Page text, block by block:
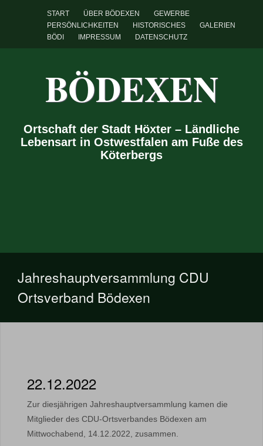
START ÜBER BÖDEXEN
GEWERBE
PERSÖNLICHKEITEN
HISTORISCHES
GALERIEN
BÖDI
IMPRESSUM DATENSCHUTZ
BÖDEXEN
Ortschaft der Stadt Höxter – Ländliche
Lebensart in Ostwestfalen am Fuße des
Köterbergs
Jahreshauptversammlung CDU
Ortsverband Bödexen
22.12.2022
Zur diesjährigen Jahreshauptversammlung kamen die
Mitglieder des CDU-Ortsverbandes Bödexen am
Mittwochabend, 14.12.2022, zusammen.